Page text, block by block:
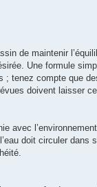
de maintenir
Une formule
; tenez compte que
doivent laisser
avec
doit circuler